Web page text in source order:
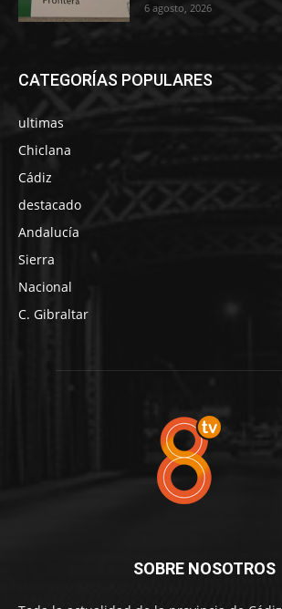
6 agosto, 2026
CATEGORÍAS POPULARES
ultimas
Chiclana
Cádiz
destacado
Andalucía
Sierra
Nacional
C. Gibraltar
SOBRE NOSOTROS